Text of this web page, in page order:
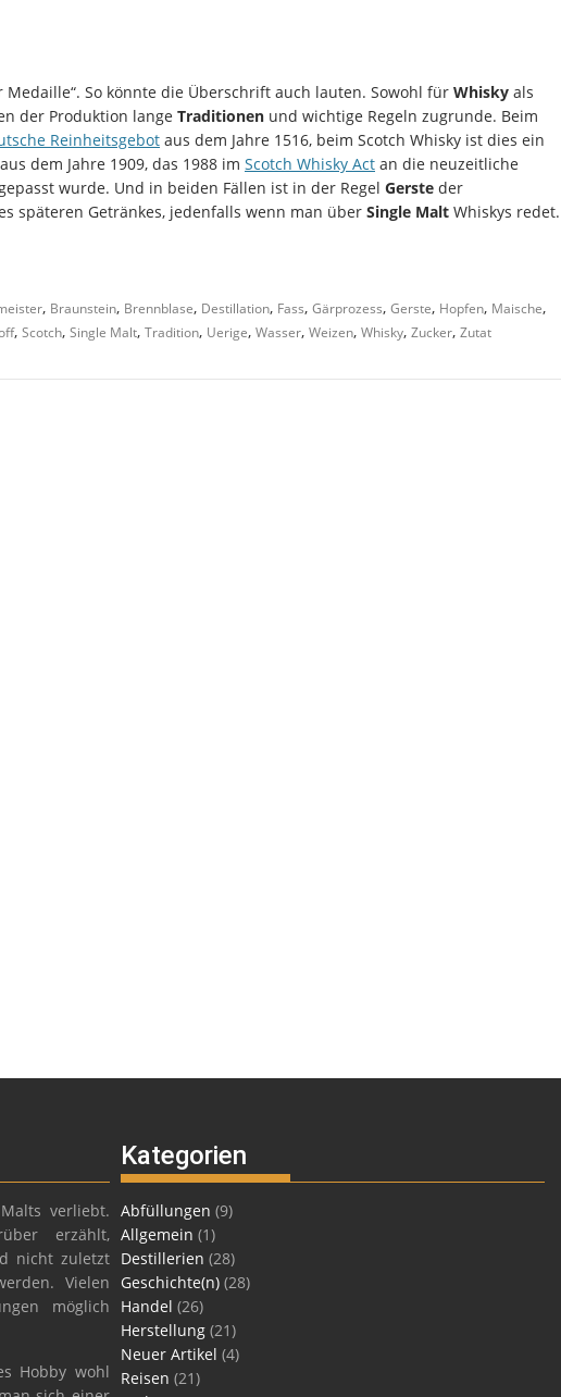
Medaille“. So könnte die Überschrift auch lauten. Sowohl für Whisky als
der Produktion lange Traditionen und wichtige Regeln zugrunde. Beim
Reinheitsgebot aus dem Jahre 1516, beim Scotch Whisky ist dies ein
dem Jahre 1909, das 1988 im Scotch Whisky Act an die neuzeitliche
wurde. Und in beiden Fällen ist in der Regel Gerste der
späteren Getränkes, jedenfalls wenn man über Single Malt Whiskys redet.
, Braunstein, Brennblase, Destillation, Fass, Gärprozess, Gerste, Hopfen, Maische,
, Scotch, Single Malt, Tradition, Uerige, Wasser, Weizen, Whisky, Zucker, Zutat
verliebt.
erzählt,
nicht zuletzt
Vielen
möglich
Hobby wohl
Kategorien
Abfüllungen (9)
Allgemein (1)
Destillerien (28)
Geschichte(n)(28)
Handel (26)
Herstellung(21)
Neuer Artikel (4)
Reisen (21)